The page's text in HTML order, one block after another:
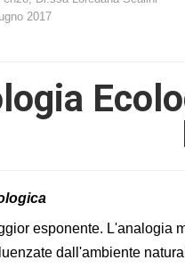
2017
esponente. L'analogia
dall'ambiente